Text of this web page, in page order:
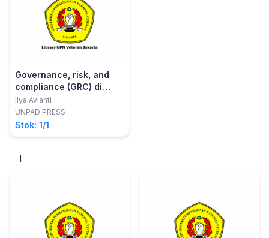
Governance, risk, and
compliance (GRC) di
Indonesia
Ilya Avianti
UNPAD PRESS
Stok: 1/1
I